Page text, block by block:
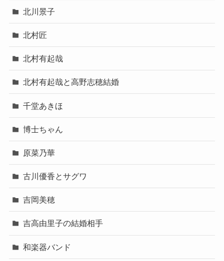
北川景子
北村匠
北村有起哉
北村有起哉と高野志穂結婚
千堂あきほ
博士ちゃん
原菜乃華
古川優香とサグワ
吉岡美穂
吉高由里子の結婚相手
和楽器バンド